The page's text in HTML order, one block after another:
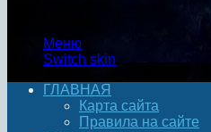
Меню
Switch skin
ГЛАВНАЯ
Карта сайта
Правила на сайте